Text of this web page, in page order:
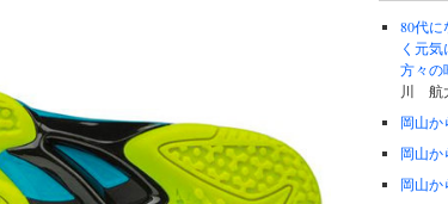
80代
く元
方々の
川 航
岡山か
岡山か
岡山か